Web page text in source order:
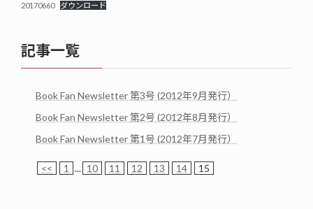
20170660 ダウンロード
記事一覧
Book Fan Newsletter 第3号 (2012年9月発行）
Book Fan Newsletter 第2号 (2012年8月発行）
Book Fan Newsletter 第1号 (2012年7月発行）
<< 1 ... 10 11 12 13 14 15